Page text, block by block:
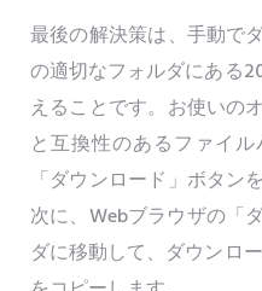
最後の解決策は、手動で
の適切なフォルダにある
えることです。お使いの
と互換性のあるファイル
「ダウンロード」ボタン
次に、Webブラウザの「
ダに移動して、ダウンロ